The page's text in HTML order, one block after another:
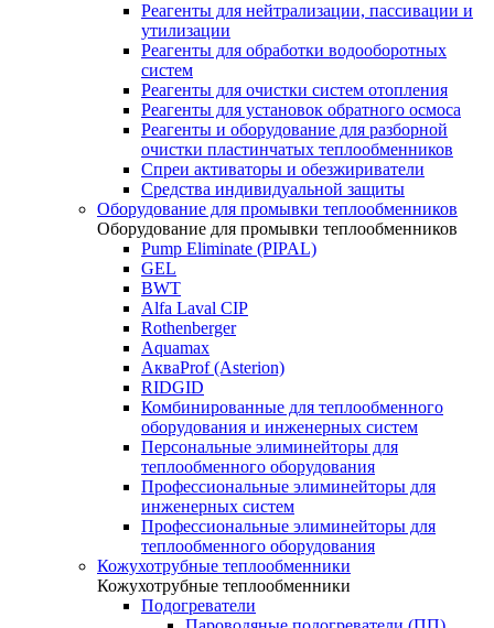
Реагенты для нейтрализации, пассивации и
утилизации
Реагенты для обработки водооборотных
систем
Реагенты для очистки систем отопления
Реагенты для установок обратного осмоса
Реагенты и оборудование для разборной
очистки пластинчатых теплообменников
Спреи активаторы и обезжириватели
Средства индивидуальной защиты
Оборудование для промывки теплообменников
Оборудование для промывки теплообменников
Pump Eliminate (PIPAL)
GEL
BWT
Alfa Laval CIP
Rothenberger
Aquamax
АкваProf (Asterion)
RIDGID
Комбинированные для теплообменного
оборудования и инженерных систем
Персональные элиминейторы для
теплообменного оборудования
Профессиональные элиминейторы для
инженерных систем
Профессиональные элиминейторы для
теплообменного оборудования
Кожухотрубные теплообменники
Кожухотрубные теплообменники
Подогреватели